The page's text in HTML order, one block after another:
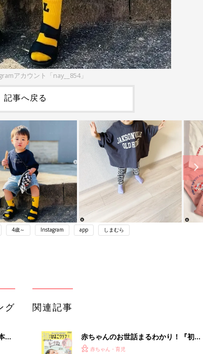
アカウント「nay__854」
記事へ戻る
4歳～ Instagram app しまむら
グ 関連記事
赤ちゃんのお世話まるわかり！『初め
てのひよこクラブ 夏号』〈巻頭大特
赤ちゃん・育児